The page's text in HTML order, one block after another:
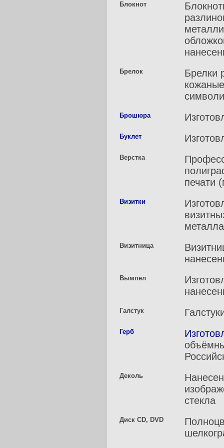
Блокнот
Брелок
Брелки
Брошюра
Буклет
Верстка
печати
Визитки
металла
Визитница
Вымпел
Галстук
Герб
Деколь
стекла
Диск CD, DVD